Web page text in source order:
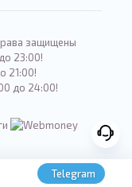
защищены
23:00!
21:00!
до 24:00!
Telegram